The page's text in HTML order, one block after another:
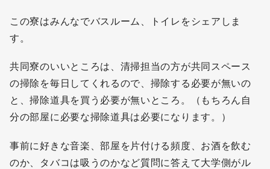
この寮はみんなでバスルーム、トイレをシェアしま
す。
共同寮のいいところは、清掃担当の方が共同スペース
の掃除を毎日してくれるので、掃除する必要が無いの
と、掃除道具を買う必要が無いところ。（もちろん自
分の部屋に必要な掃除道具は必要になります。）
事前に好きな音楽、部屋を片付ける頻度、お酒を飲む
のか、タバコは吸うのかなど質問に答えて大学側がル